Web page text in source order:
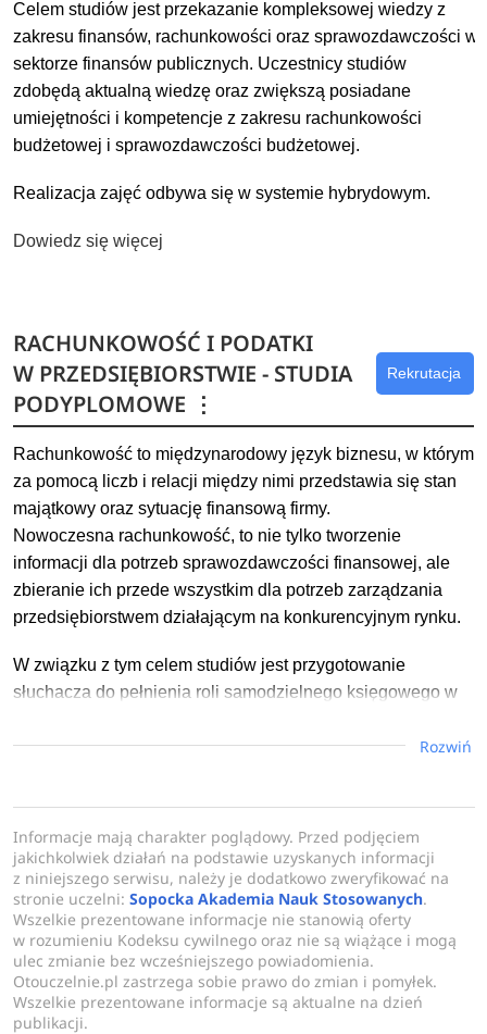
Celem studiów jest przekazanie kompleksowej wiedzy z
zakresu finansów, rachunkowości oraz sprawozdawczości w
sektorze finansów publicznych. Uczestnicy studiów
zdobędą aktualną wiedzę oraz zwiększą posiadane
umiejętności i kompetencje z zakresu rachunkowości
budżetowej i sprawozdawczości budżetowej.
Realizacja zajęć odbywa się w systemie hybrydowym.
Dowiedz się więcej
RACHUNKOWOŚĆ I PODATKI
W PRZEDSIĘBIORSTWIE - STUDIA
PODYPLOMOWE ⋮
Rekrutacja
Rachunkowość to międzynarodowy język biznesu, w którym
za pomocą liczb i relacji między nimi przedstawia się stan
majątkowy oraz sytuację finansową firmy.
Nowoczesna rachunkowość, to nie tylko tworzenie
informacji dla potrzeb sprawozdawczości finansowej, ale
zbieranie ich przede wszystkim dla potrzeb zarządzania
przedsiębiorstwem działającym na konkurencyjnym rynku.
W związku z tym celem studiów jest przygotowanie
słuchacza do pełnienia roli samodzielnego księgowego w
branży. Słuchacze studiów zdobędą między innymi
sprawozdań finansowych i podatkowych.
Dowiedz się więcej
Rozwiń
Informacje mają charakter poglądowy. Przed podjęciem
jakichkolwiek działań na podstawie uzyskanych informacji
z niniejszego serwisu, należy je dodatkowo zweryfikować na
stronie uczelni:Sopocka Akademia Nauk Stosowanych.
Wszelkie prezentowane informacje nie stanowią oferty
w rozumieniu Kodeksu cywilnego oraz nie są wiążące i mogą
ulec zmianie bez wcześniejszego powiadomienia.
Otouczelnie.pl zastrzega sobie prawo do zmian i pomyłek.
Wszelkie prezentowane informacje są aktualne na dzień
publikacji.